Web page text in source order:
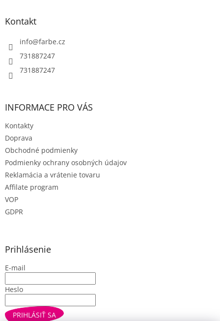
Kontakt
info@farbe.cz
731887247
731887247
INFORMACE PRO VÁS
Kontakty
Doprava
Obchodné podmienky
Podmienky ochrany osobných údajov
Reklamácia a vrátenie tovaru
Affilate program
VOP
GDPR
Prihlásenie
E-mail
Heslo
PRIHLÁSIŤ SA